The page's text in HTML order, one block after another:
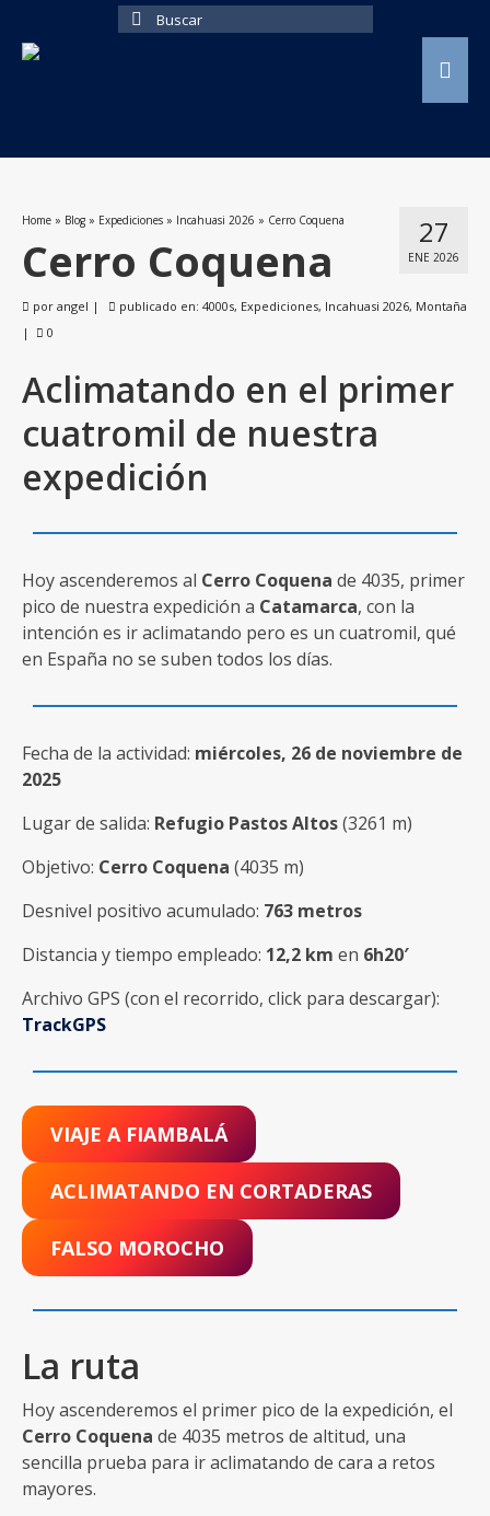
Buscar
27
ENE 2026
Home » Blog » Expediciones » Incahuasi 2026 » Cerro Coquena
Cerro Coquena
por angel | publicado en: 4000s, Expediciones, Incahuasi 2026, Montaña
|
0
Aclimatando en el primer
cuatromil de nuestra
expedición
Hoy ascenderemos al Cerro Coquena de 4035, primer
pico de nuestra expedición a Catamarca, con la
intención es ir aclimatando pero es un cuatromil, qué
en España no se suben todos los días.
Fecha de la actividad: miércoles, 26 de noviembre de
2025
Lugar de salida: Refugio Pastos Altos(3261 m)
Objetivo: Cerro Coquena (4035 m)
Desnivel positivo acumulado: 763 metros
Distancia y tiempo empleado: 12,2 km en 6h20′
Archivo GPS (con el recorrido, click para descargar):
TrackGPS
VIAJE A FIAMBALÁ
ACLIMATANDO EN CORTADERAS
FALSO MOROCHO
La ruta
Hoy ascenderemos el primer pico de la expedición, el
Cerro Coquena de 4035 metros de altitud, una
sencilla prueba para ir aclimatando de cara a retos
mayores.